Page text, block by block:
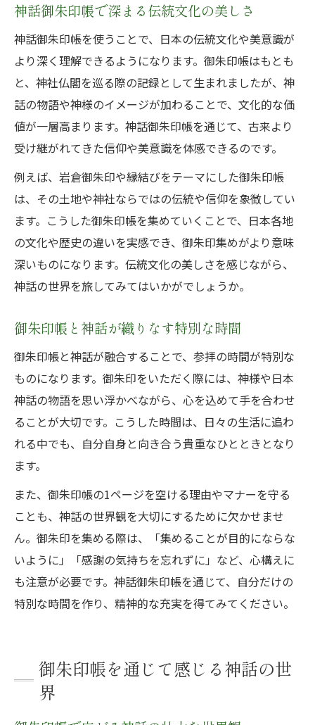
神話御朱印帳で深まる伝統文化の美しさ
神話御朱印帳を使うことで、日本の伝統文化や美意識が
より深く理解できるようになります。御朱印帳はもとも
と、神社仏閣を巡る際の記録として生まれましたが、神
話の物語や神様のイメージが加わることで、文化的な価
値が一層高まります。神話御朱印帳を通じて、古来より
受け継がれてきた信仰や美意識を体感できるのです。
例えば、岩倉御朱印や縁結びをテーマにした御朱印帳
は、その土地や神社ならではの伝統や信仰を象徴してい
ます。こうした御朱印帳を集めていくことで、日本各地
の文化や歴史の違いを実感でき、御朱印集めがより意味
深いものになります。伝統文化の美しさを感じながら、
神話の世界を旅してみてはいかがでしょうか。
御朱印帳と神話が織りなす特別な時間
御朱印帳と神話が融合することで、参拝の時間が特別な
ものになります。御朱印をいただく際には、神様や日本
神話の物語を思い浮かべながら、心を込めて手を合わせ
ることが大切です。こうした時間は、日々の生活に追わ
れる中でも、自分自身と向き合う貴重なひとときとなり
ます。
また、御朱印帳の1ページを空ける理由やマナーを守る
ことも、神話の世界観を大切にするために欠かせませ
ん。御朱印を集める際は、「集めることが目的にならな
いように」「感謝の気持ちを忘れずに」など、心構えに
も注意が必要です。神話御朱印帳を通じて、自分だけの
特別な時間を作り、精神的な充実を得てみてください。
御朱印帳を通じて感じる神話の世
界